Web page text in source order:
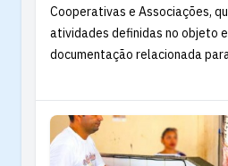
Cooperativas e Associações,
atividades definidas no objeto
documentação relacionada